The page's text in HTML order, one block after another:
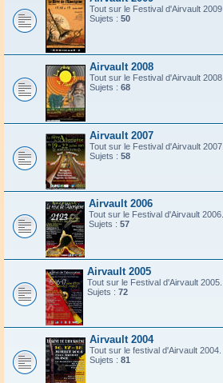
Tout sur le Festival d'Airvault 2009
Sujets : 50
Airvault 2008
Tout sur le Festival d'Airvault 2008.
Sujets : 68
Airvault 2007
Tout sur le Festival d'Airvault 2007.
Sujets : 58
Airvault 2006
Tout sur le Festival d'Airvault 2006.
Sujets : 57
Airvault 2005
Tout sur le Festival d'Airvault 2005.
Sujets : 72
Airvault 2004
Tout sur le festival d'Airvault 2004.
Sujets : 81